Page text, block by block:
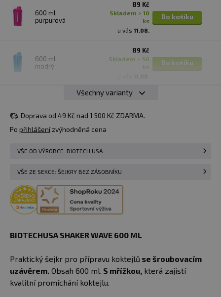
600 ml
purpurová
89 Kč
skladem > 10
ks
u vás 11.08.
Do košíku
600 ml
modrý
89 Kč
skladem > 50
ks
Do košíku
zelený
89 Kč
600 ml
průhledný
Všechny varianty
Doprava od 49 Kč nad 1 500 Kč ZDARMA.
Po přihlášenízvýhodněná cena
VŠE OD VÝROBCE: BIOTECH USA
VŠE ZE SEKCE: ŠEJKRY BEZ ZÁSOBNÍKU
BIOTECHUSA SHAKER WAVE 600 ML
Praktický šejkr pro přípravu koktejlů se šroubovacím
uzávěrem. Obsah 600 ml. S mřížkou, která zajistí
kvalitní promíchání koktejlu.